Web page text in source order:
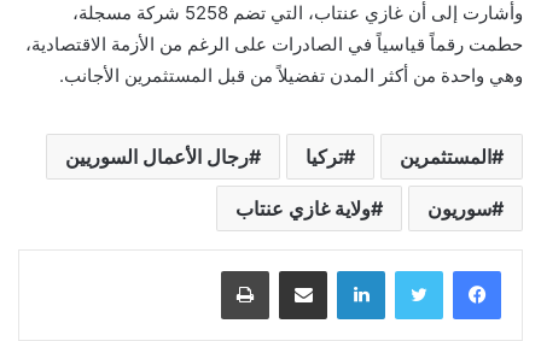
وأشارت إلى أن غازي عنتاب، التي تضم 5258 شركة مسجلة،
حطمت رقماً قياسياً في الصادرات على الرغم من الأزمة الاقتصادية،
وهي واحدة من أكثر المدن تفضيلاً من قبل المستثمرين الأجانب.
المستثمرين تركيا رجال الأعمال السوريين
سوريون ولاية غازي عنتاب
لينكدإن